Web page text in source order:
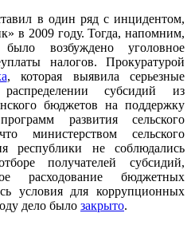
в один ряд с инцидентом,
в 2009 году. Тогда, напомним,
возбуждено уголовное
налогов. Прокуратурой
, которая выявила серьезные
субсидий из
бюджетов на поддержку
развития сельского
министерством сельского
республики не соблюдались
получателей субсидий,
расходование бюджетных
условия для коррупционных
дело было закрыто.